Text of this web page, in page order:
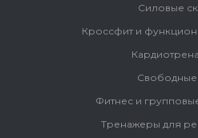
Силовые
Кроссфит и
Свободные
Фитнес и
Тренажеры для